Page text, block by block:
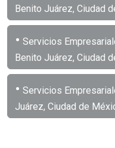
Benito Juárez, Ciudad
• Servicios
Benito Juárez, Ciudad
• Servicios
Juárez, Ciudad de